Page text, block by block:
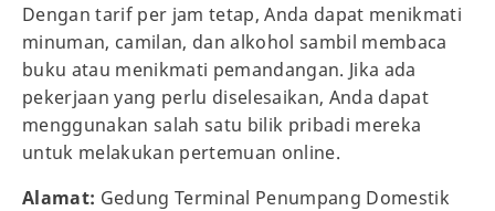
Dengan tarif per jam tetap, Anda dapat menikmati
minuman, camilan, dan alkohol sambil membaca
buku atau menikmati pemandangan. Jika ada
pekerjaan yang perlu diselesaikan, Anda dapat
menggunakan salah satu bilik pribadi mereka
untuk melakukan pertemuan online.
Alamat: Gedung Terminal Penumpang Domestik